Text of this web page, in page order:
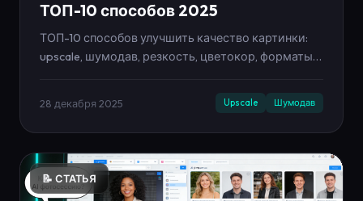
ТОП-10 способов 2025
ТОП-10 способов улучшить качество картинки:
upscale, шумодав, резкость, цветокор, форматы,
28 декабря 2025 Upscale Шумодав
📝 СТАТЬЯ